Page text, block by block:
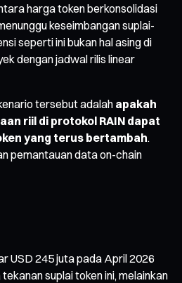
harga token berkonsolidasi
keseimbangan suplai-
seperti ini bukan hal asing di
dengan jadwal rilis linear
tersebut adalah apakah
riil di protokol RAIN dapat
yang terus bertambah.
pemantauan data on-chain
USD 245 juta pada April 2026
suplai token ini, melainkan